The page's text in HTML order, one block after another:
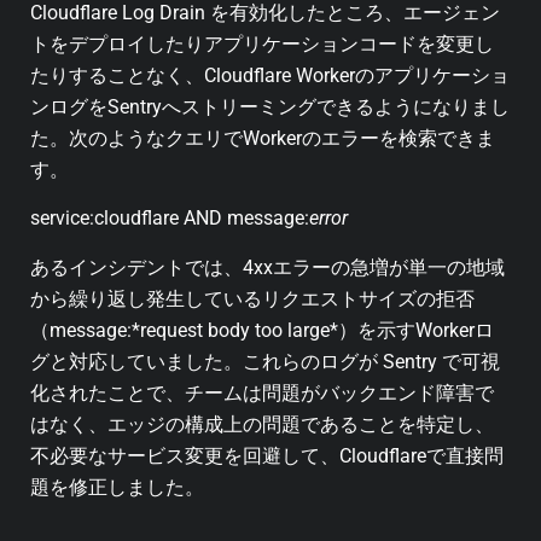
Cloudflare Log Drain を有効化したところ、エージェン
トをデプロイしたりアプリケーションコードを変更し
たりすることなく、Cloudflare Workerのアプリケーショ
ンログをSentryへストリーミングできるようになりまし
た。次のようなクエリでWorkerのエラーを検索できま
す。
service:cloudflare AND message:error
あるインシデントでは、4xxエラーの急増が単一の地域
から繰り返し発生しているリクエストサイズの拒否
（message:*request body too large*）を示すWorkerロ
グと対応していました。これらのログが Sentry で可視
化されたことで、チームは問題がバックエンド障害で
はなく、エッジの構成上の問題であることを特定し、
不必要なサービス変更を回避して、Cloudflareで直接問
題を修正しました。